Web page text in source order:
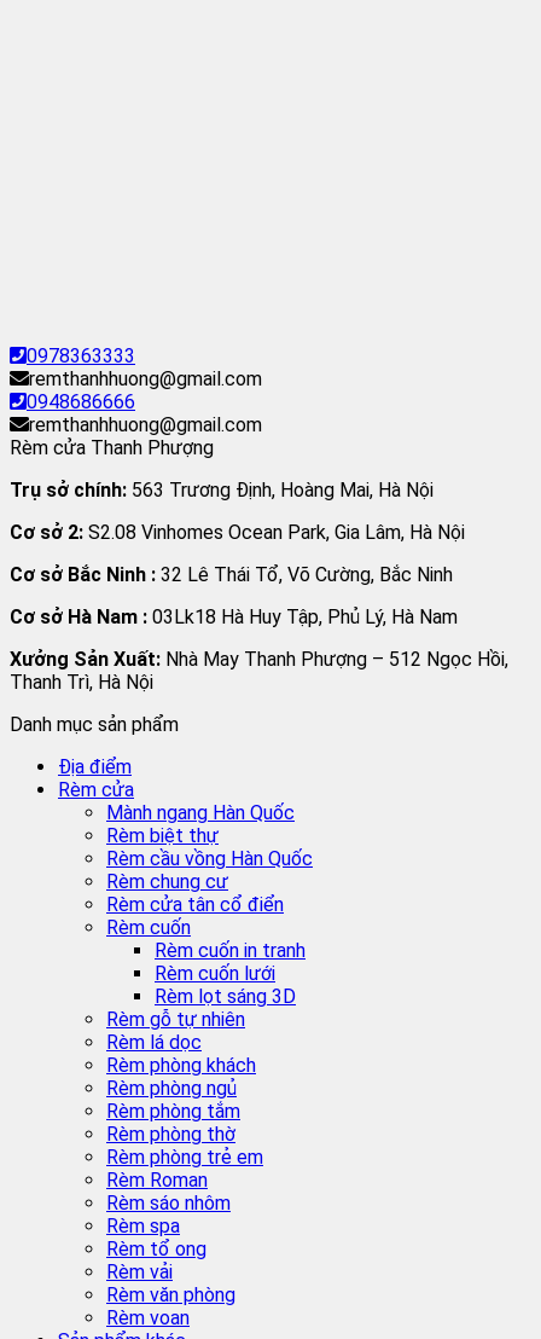
0978363333
remthanhhuong@gmail.com
0948686666
remthanhhuong@gmail.com
Rèm cửa Thanh Phượng
Trụ sở chính: 563 Trương Định, Hoàng Mai, Hà Nội
Cơ sở 2: S2.08 Vinhomes Ocean Park, Gia Lâm, Hà Nội
Cơ sở Bắc Ninh : 32 Lê Thái Tổ, Võ Cường, Bắc Ninh
Cơ sở Hà Nam : 03Lk18 Hà Huy Tập, Phủ Lý, Hà Nam
Xưởng Sản Xuất: Nhà May Thanh Phượng – 512 Ngọc Hồi,
Thanh Trì, Hà Nội
Danh mục sản phẩm
Địa điểm
Rèm cửa
Mành ngang Hàn Quốc
Rèm biệt thự
Rèm cầu vồng Hàn Quốc
Rèm chung cư
Rèm cửa tân cổ điển
Rèm cuốn
Rèm cuốn in tranh
Rèm cuốn lưới
Rèm lọt sáng 3D
Rèm gỗ tự nhiên
Rèm lá dọc
Rèm phòng khách
Rèm phòng ngủ
Rèm phòng tắm
Rèm phòng thờ
Rèm phòng trẻ em
Rèm Roman
Rèm sáo nhôm
Rèm spa
Rèm tổ ong
Rèm vải
Rèm văn phòng
Rèm voan